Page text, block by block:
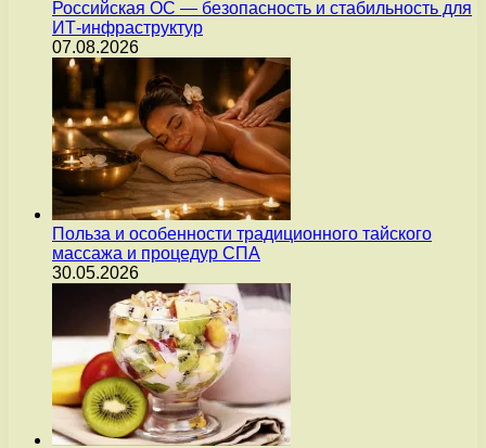
Российская ОС — безопасность и стабильность для
ИТ-инфраструктур
07.08.2026
Польза и особенности традиционного тайского
массажа и процедур СПА
30.05.2026